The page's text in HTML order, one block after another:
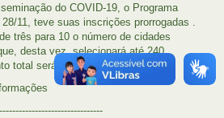
do COVID-19, o Programa
11, teve suas inscrições prorrogadas .
três para 10 o número de cidades
desta vez, selecionará até 240
total será de R$ 6 milhões.